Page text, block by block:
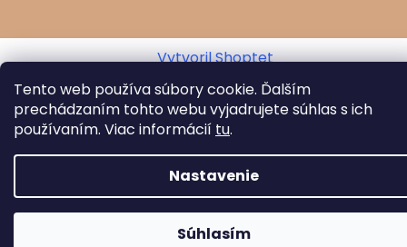
Tento web používa súbory cookie. Ďalším
prechádzaním tohto webu vyjadrujete súhlas s ich
používaním. Viac informácií tu.
Nastavenie
Súhlasím
Vytvoril Shoptet
Copyright 2026Mamtex.sk
. Všetky práva
vyhradené.